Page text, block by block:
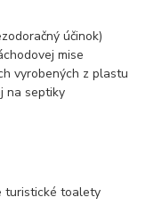
účinok)
mise
vyrobených z plastu
na septiky
turistické toalety